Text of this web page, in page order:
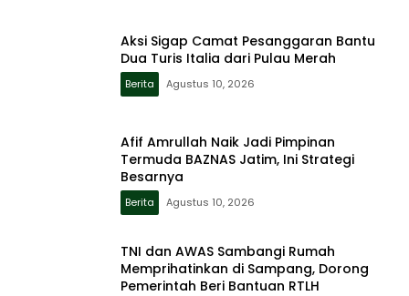
Aksi Sigap Camat Pesanggaran Bantu
Dua Turis Italia dari Pulau Merah
Berita Agustus 10, 2026
Afif Amrullah Naik Jadi Pimpinan
Termuda BAZNAS Jatim, Ini Strategi
Besarnya
Berita Agustus 10, 2026
TNI dan AWAS Sambangi Rumah
Memprihatinkan di Sampang, Dorong
Pemerintah Beri Bantuan RTLH